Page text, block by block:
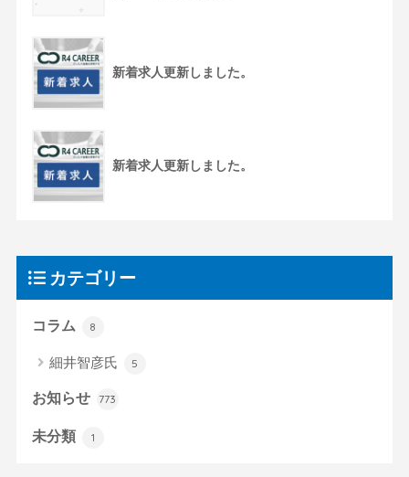
新着求人更新しました。
新着求人更新しました。
カテゴリー
コラム 8
細井智彦氏 5
お知らせ 773
未分類 1